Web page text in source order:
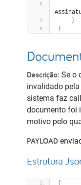
}
}
Descrição: Se o
invalidado
sistema faz
documento foi
motivo pelo
PAYLOAD
Estrutura
{